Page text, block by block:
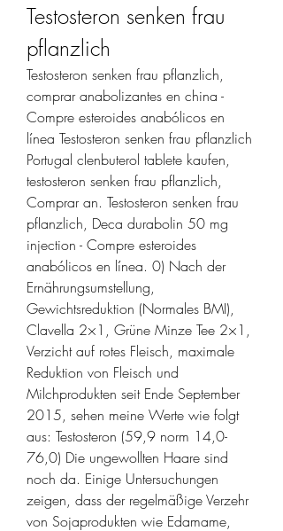
Testosteron senken frau
pflanzlich
Testosteron senken frau pflanzlich,
comprar anabolizantes en china -
Compre esteroides anabólicos en
línea Testosteron senken frau pflanzlich
Portugal clenbuterol tablete kaufen,
testosteron senken frau pflanzlich,
Comprar an. Testosteron senken frau
pflanzlich, Deca durabolin 50 mg
injection - Compre esteroides
anabólicos en línea. 0) Nach der
Ernährungsumstellung,
Gewichtsreduktion (Normales BMI),
Clavella 2×1, Grüne Minze Tee 2×1,
Verzicht auf rotes Fleisch, maximale
Reduktion von Fleisch und
Milchprodukten seit Ende September
2015, sehen meine Werte wie folgt
aus: Testosteron (59,9 norm 14,0-
76,0) Die ungewollten Haare sind
noch da. Einige Untersuchungen
zeigen, dass der regelmäßige Verzehr
von Sojaprodukten wie Edamame,